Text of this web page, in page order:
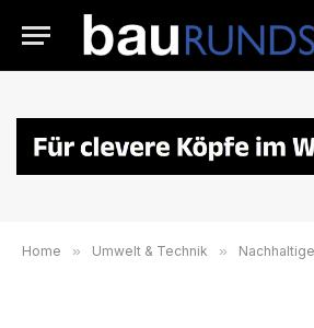
Home » Umwelt & Technik »